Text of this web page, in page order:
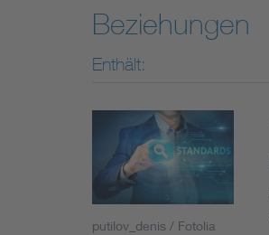
Beziehungen
Enthält:
putilov_denis / Fotolia